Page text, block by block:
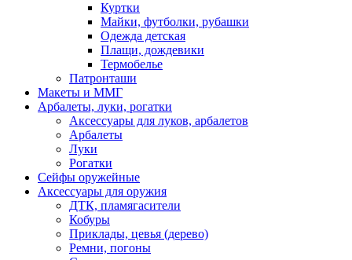
Куртки
Майки, футболки, рубашки
Одежда детская
Плащи, дождевики
Термобелье
Патронташи
Макеты и ММГ
Арбалеты, луки, рогатки
Аксессуары для луков, арбалетов
Арбалеты
Луки
Рогатки
Сейфы оружейные
Аксессуары для оружия
ДТК, пламягасители
Кобуры
Приклады, цевья (дерево)
Ремни, погоны